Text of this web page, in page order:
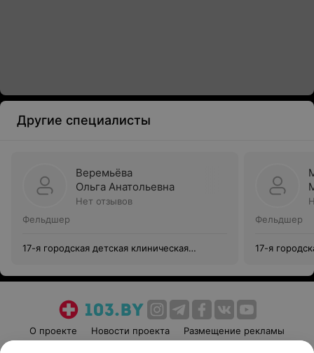
Другие специалисты
Веремьёва
Ольга Анатольевна
Нет отзывов
Фельдшер
17-я городская детская клиническая
Фельдшер
17-я
О проекте Новости проекта
Размещение рекламы